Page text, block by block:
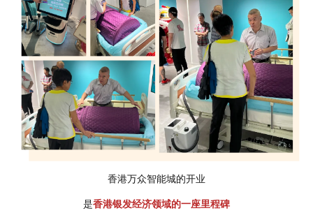
香港万众智能城的开业
是香港银发经济领域的一座里程碑